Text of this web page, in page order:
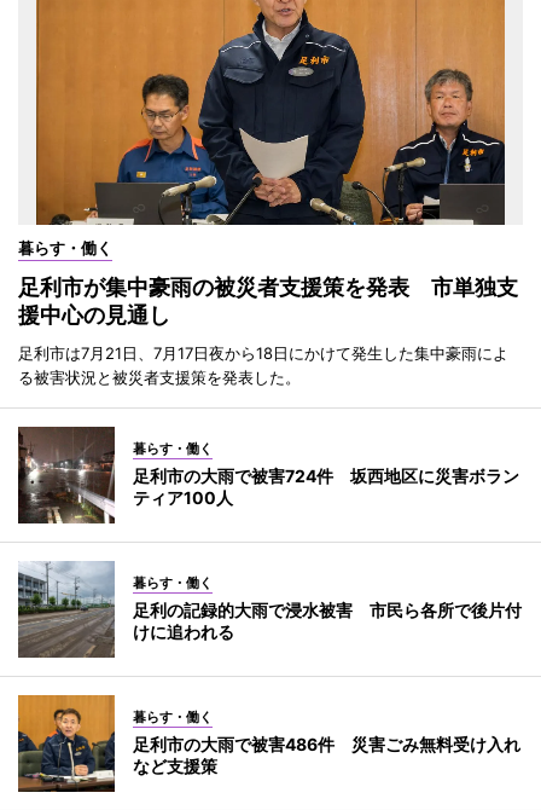
暮らす・働く
足利市が集中豪雨の被災者支援策を発表 市単独支
援中心の見通し
足利市は7月21日、7月17日夜から18日にかけて発生した集中豪雨によ
る被害状況と被災者支援策を発表した。
暮らす・働く
足利市の大雨で被害724件 坂西地区に災害ボラン
ティア100人
暮らす・働く
足利の記録的大雨で浸水被害 市民ら各所で後片付
けに追われる
暮らす・働く
足利市の大雨で被害486件 災害ごみ無料受け入れ
など支援策